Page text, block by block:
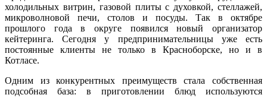
холодильных витрин, газовой плиты с духовкой, стеллажей,
микроволновой печи, столов и посуды. Так в октябре
прошлого года в округе появился новый организатор
кейтеринга. Сегодня у предпринимательницы уже есть
постоянные клиенты не только в Красноборске, но и в
Котласе.
Одним из конкурентных преимуществ стала собственная
подсобная база: в приготовлении блюд используются